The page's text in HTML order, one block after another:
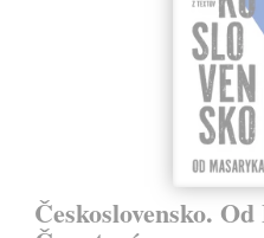
Československo.